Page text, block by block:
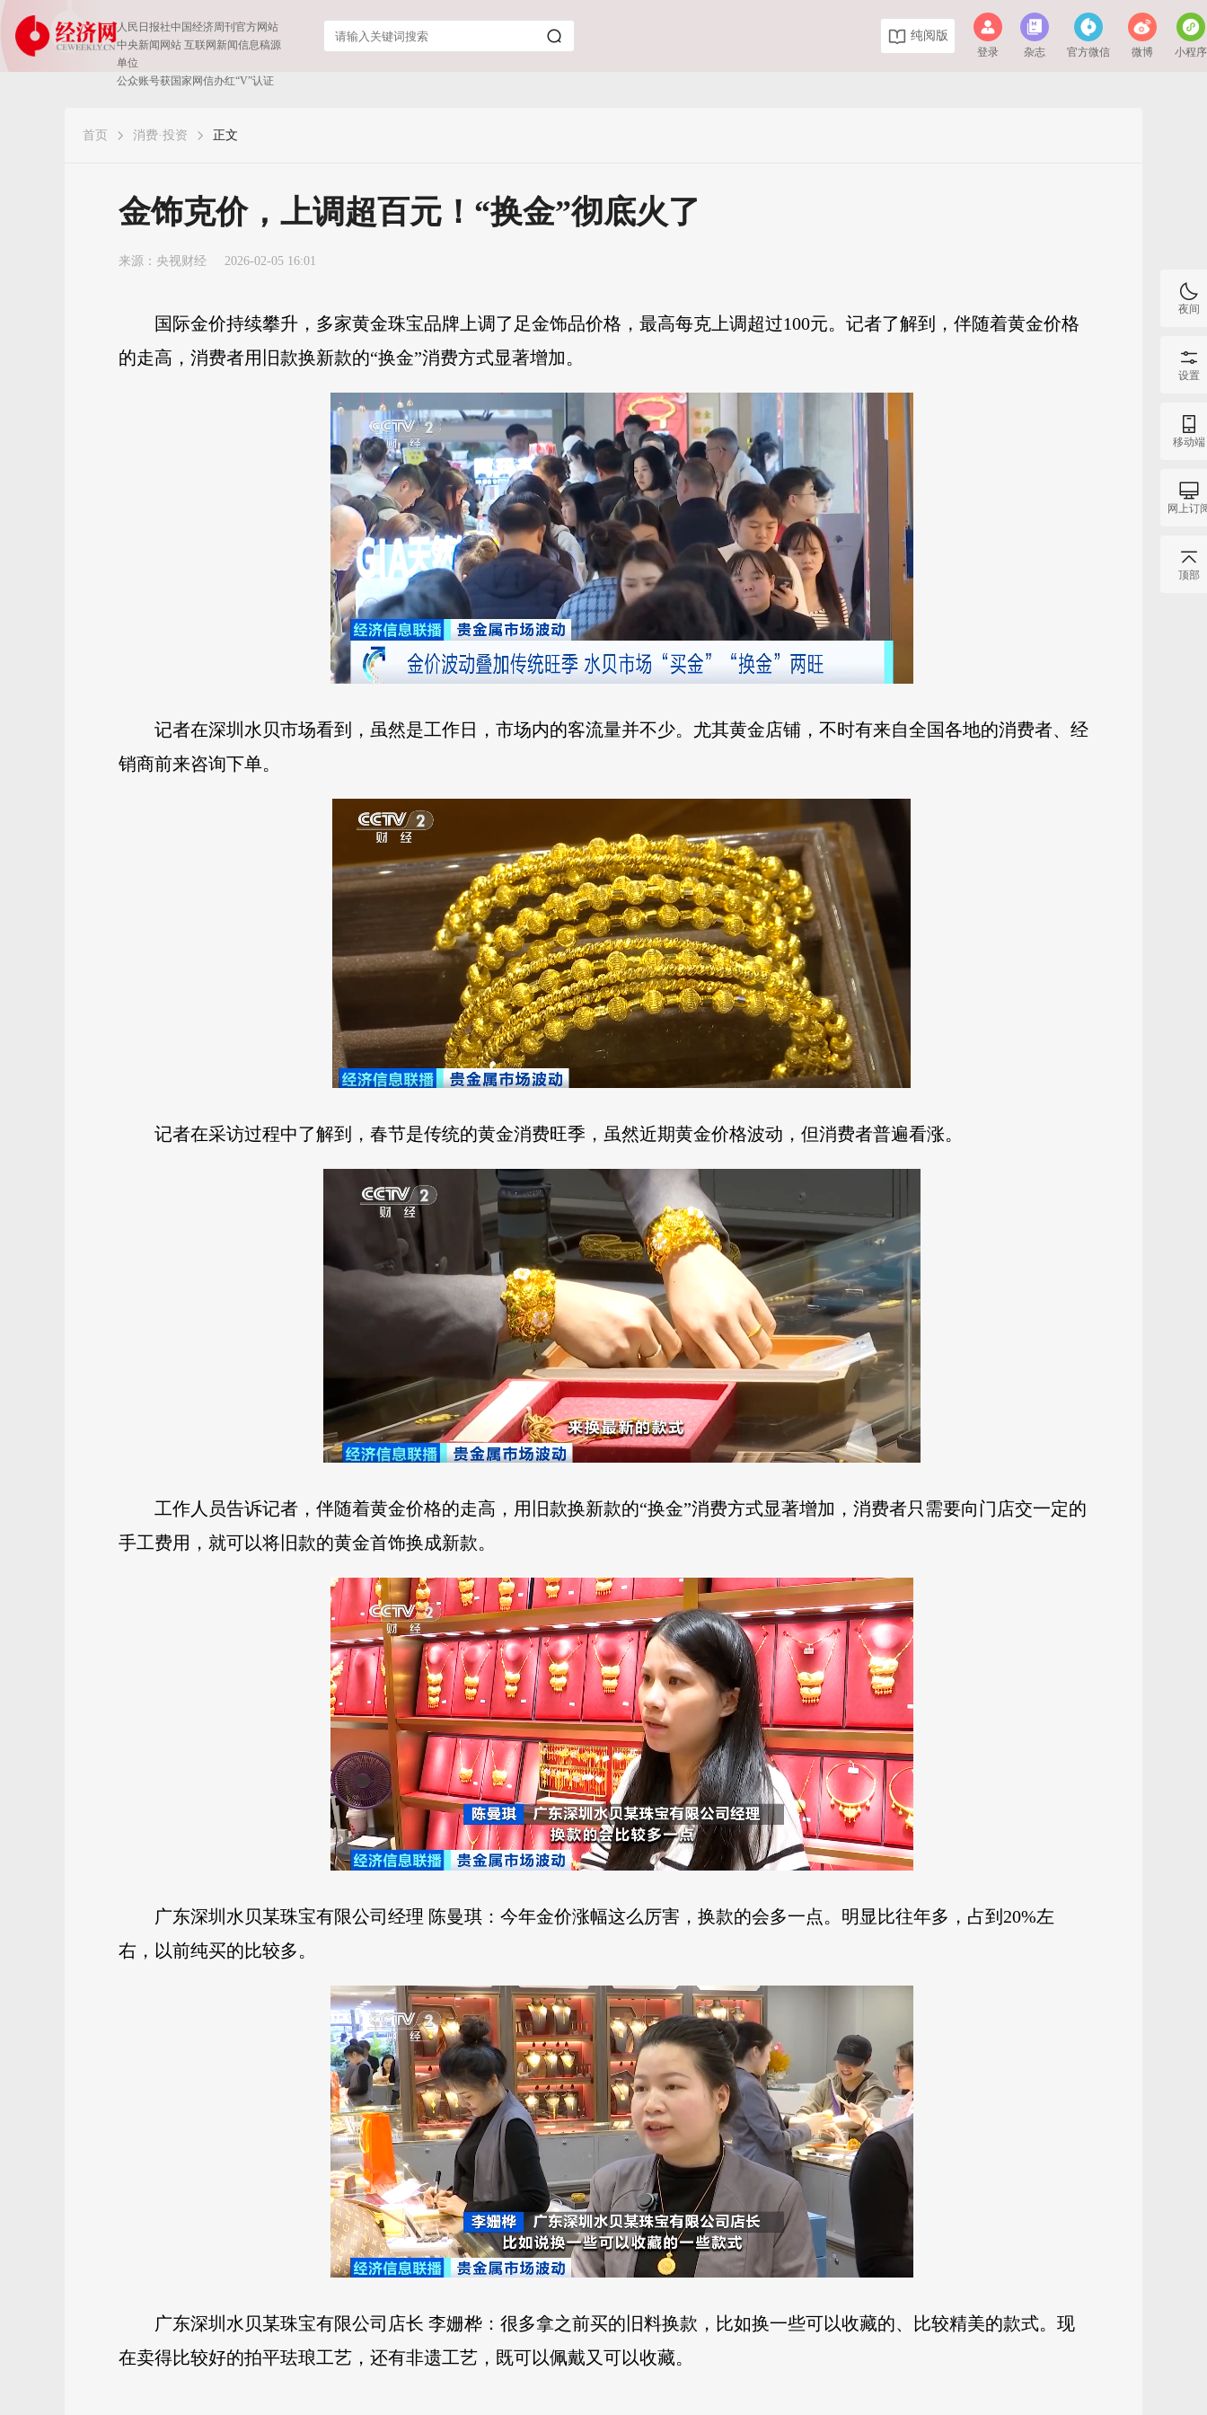
人民日报社中国经济周刊官方网站
中央新闻网站 互联网新闻信息稿源
单位
公众账号获国家网信办红“V”认证
纯阅版
登录 杂志 官方微信 微博 小程序
首页 消费·投资 正文
金饰克价，上调超百元！“换金”彻底火了
来源： 央视财经 2026-02-05 16:01
国际金价持续攀升，多家黄金珠宝品牌上调了足金饰品价格，最高每克上调超过100元。记者了解到，伴随着黄金价格
的走高，消费者用旧款换新款的“换金”消费方式显著增加。
记者在深圳水贝市场看到，虽然是工作日，市场内的客流量并不少。尤其黄金店铺，不时有来自全国各地的消费者、经
销商前来咨询下单。
记者在采访过程中了解到，春节是传统的黄金消费旺季，虽然近期黄金价格波动，但消费者普遍看涨。
工作人员告诉记者，伴随着黄金价格的走高，用旧款换新款的“换金”消费方式显著增加，消费者只需要向门店交一定的
手工费用，就可以将旧款的黄金首饰换成新款。
广东深圳水贝某珠宝有限公司经理 陈曼琪：今年金价涨幅这么厉害，换款的会多一点。明显比往年多，占到20%左
右，以前纯买的比较多。
广东深圳水贝某珠宝有限公司店长 李姗桦：很多拿之前买的旧料换款，比如换一些可以收藏的、比较精美的款式。现
在卖得比较好的拍平珐琅工艺，还有非遗工艺，既可以佩戴又可以收藏。
夜间
设置
移动端
网上订
顶部